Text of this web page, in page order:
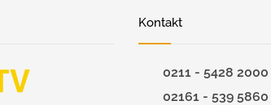
Kontakt
0211 - 5428 2000
02161 - 539 5860